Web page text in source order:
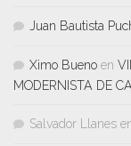
Juan Bautista
Ximo Bueno en
MODERNISTA DE
Salvador Llanes